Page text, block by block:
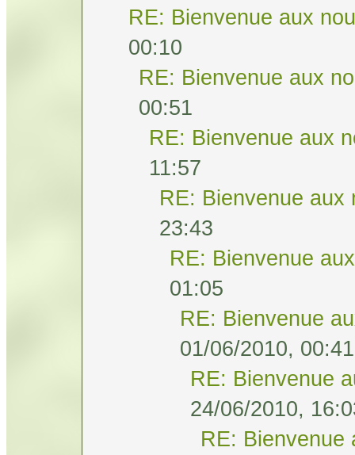
RE: Bienvenue aux
00:10
RE: Bienvenue aux
00:51
RE: Bienvenue aux
11:57
RE: Bienvenue aux
23:43
RE: Bienvenue
01:05
RE: Bienvenue
01/06/2010, 00:41
RE: Bienvenue
24/06/2010,
RE: Bienvenue